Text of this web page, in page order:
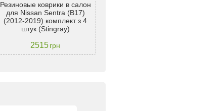
Резиновые коврики в салон
для Nissan Sentra (B17)
(2012-2019) комплект з 4
штук (Stingray)
2515грн